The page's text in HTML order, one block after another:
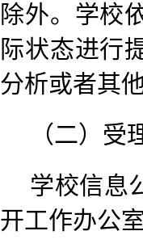
除外。学校
际状态进行
分析或者其
（二）受
学校信息
开工作办公